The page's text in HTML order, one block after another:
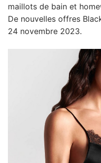
maillots de bain et
De nouvelles offres
24 novembre 2023.